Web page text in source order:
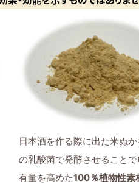
日本酒を作る際に出た米ぬ
の乳酸菌で発酵させることで
有量を高めた100％植物性素